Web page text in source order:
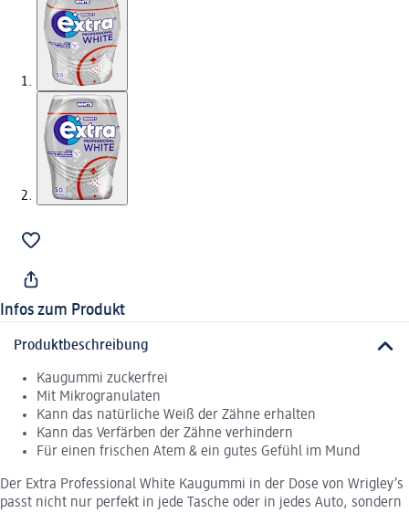
Infos zum Produkt
Produktbeschreibung
Kaugummi zuckerfrei
Mit Mikrogranulaten
Kann das natürliche Weiß der Zähne erhalten
Kann das Verfärben der Zähne verhindern
Für einen frischen Atem & ein gutes Gefühl im Mund
Der Extra Professional White Kaugummi in der Dose von Wrigley’s
passt nicht nur perfekt in jede Tasche oder in jedes Auto, sondern